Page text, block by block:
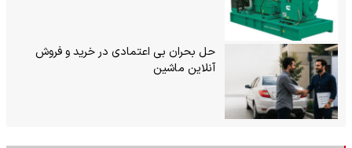
حل بحران بی‌ اعتمادی در خرید و فروش
آنلاین ماشین